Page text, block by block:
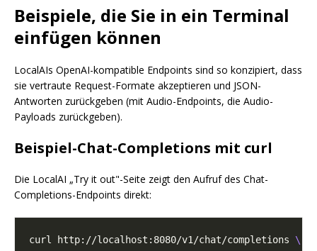
Beispiele, die Sie in ein Terminal
einfügen können
LocalAIs OpenAI-kompatible Endpoints sind so konzipiert, dass
sie vertraute Request-Formate akzeptieren und JSON-
Antworten zurückgeben (mit Audio-Endpoints, die Audio-
Payloads zurückgeben).
Beispiel-Chat-Completions mit curl
Die LocalAI „Try it out"-Seite zeigt den Aufruf des Chat-
Completions-Endpoints direkt:
curl http://localhost:8080/v1/chat/completions